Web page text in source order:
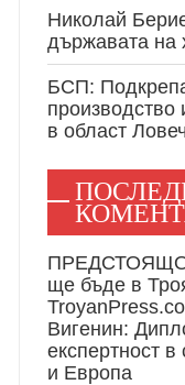
Николай
държавата на
БСП:
производство
в област
ПРЕДСТОЯЩО!
ще бъде в
Вигенин:
експертност
и Европа